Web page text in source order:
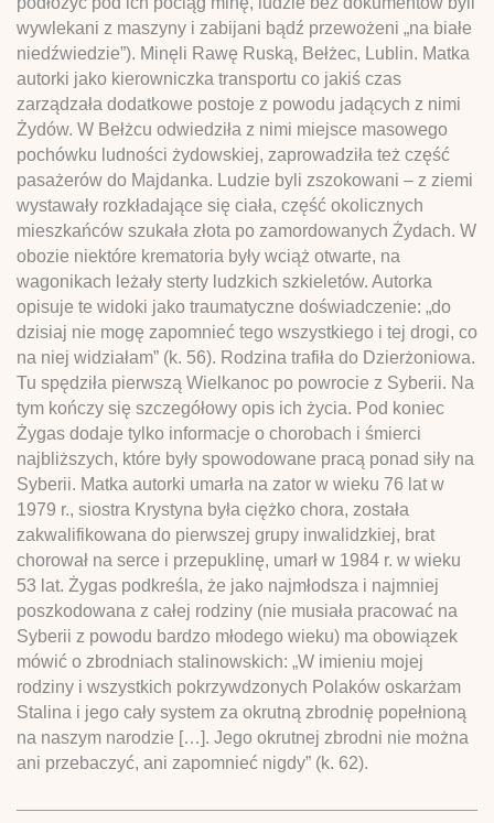
wywlekani z maszyny i zabijani bądź przewożeni „na białe
niedźwiedzie”). Minęli Rawę Ruską, Bełżec, Lublin. Matka
autorki jako kierowniczka transportu co jakiś czas
zarządzała dodatkowe postoje z powodu jadących z nimi
Żydów. W Bełżcu odwiedziła z nimi miejsce masowego
pochówku ludności żydowskiej, zaprowadziła też część
pasażerów do Majdanka. Ludzie byli zszokowani – z ziemi
wystawały rozkładające się ciała, część okolicznych
mieszkańców szukała złota po zamordowanych Żydach. W
obozie niektóre krematoria były wciąż otwarte, na
wagonikach leżały sterty ludzkich szkieletów. Autorka
opisuje te widoki jako traumatyczne doświadczenie: „do
dzisiaj nie mogę zapomnieć tego wszystkiego i tej drogi, co
na niej widziałam” (k. 56). Rodzina trafiła do Dzierżoniowa.
Tu spędziła pierwszą Wielkanoc po powrocie z Syberii. Na
tym kończy się szczegółowy opis ich życia. Pod koniec
Żygas dodaje tylko informacje o chorobach i śmierci
najbliższych, które były spowodowane pracą ponad siły na
Syberii. Matka autorki umarła na zator w wieku 76 lat w
1979 r., siostra Krystyna była ciężko chora, została
zakwalifikowana do pierwszej grupy inwalidzkiej, brat
chorował na serce i przepuklinę, umarł w 1984 r. w wieku
53 lat. Żygas podkreśla, że jako najmłodsza i najmniej
poszkodowana z całej rodziny (nie musiała pracować na
Syberii z powodu bardzo młodego wieku) ma obowiązek
mówić o zbrodniach stalinowskich: „W imieniu mojej
rodziny i wszystkich pokrzywdzonych Polaków oskarżam
Stalina i jego cały system za okrutną zbrodnię popełnioną
na naszym narodzie […]. Jego okrutnej zbrodni nie można
ani przebaczyć, ani zapomnieć nigdy” (k. 62).